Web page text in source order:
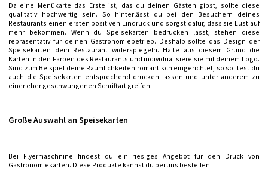
Da eine Menükarte das Erste ist, das du deinen Gästen gibst, sollte diese
qualitativ hochwertig sein. So hinterlässt du bei den Besuchern deines
Restaurants einen ersten positiven Eindruck und sorgst dafür, dass sie Lust auf
mehr bekommen. Wenn du Speisekarten bedrucken lässt, stehen diese
repräsentativ für deinen Gastronomiebetrieb. Deshalb sollte das Design der
Speisekarten dein Restaurant widerspiegeln. Halte aus diesem Grund die
Karten in den Farben des Restaurants und individualisiere sie mit deinem Logo.
Sind zum Beispiel deine Räumlichkeiten romantisch eingerichtet, so solltest du
auch die Speisekarten entsprechend drucken lassen und unter anderem zu
einer eher geschwungenen Schriftart greifen.
Große Auswahl an Speisekarten
Bei Flyermaschnine findest du ein riesiges Angebot für den Druck von
Gastronomiekarten. Diese Produkte kannst du bei uns bestellen: